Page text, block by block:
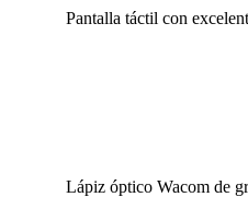
Pantalla táctil con
Lápiz óptico Wacom de